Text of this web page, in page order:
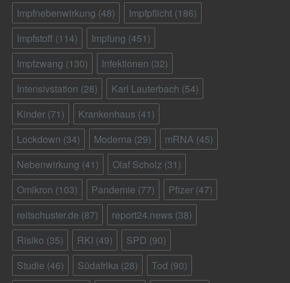
Impfnebenwirkung (48) Impfpflicht (186)
Impfstoff (114) Impfung (451)
Impfzwang (130) Infektionen (32)
Intensivstation (28) Karl Lauterbach (54)
Kinder (71) Krankenhaus (41)
Lockdown (34) Moderna (29) mRNA (45)
Nebenwirkung (41) Olaf Scholz (31)
Omikron (103) Pandemie (77) Pfizer (47)
reitschuster.de (87) report24.news (38)
Risiko (35) RKI (49) SPD (90)
Studie (46) Südafrika (28) Tod (90)